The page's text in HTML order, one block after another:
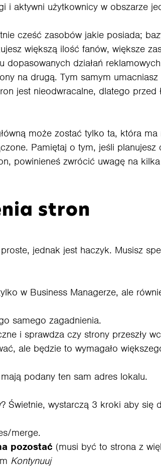
i aktywni użytkownicy w obszarze
cześć zasobów jakie posiada;
większą ilość fanów, większe
działań
na drugą. Tym samym
jest nieodwracalne, dlatego przed
może zostać tylko ta, która
Pamiętaj o tym, jeśli planujesz
powinieneś zwrócić uwagę na
stron
jednak jest haczyk. Musisz
w Business Managerze, ale
samego zagadnienia.
i sprawdza czy strony przeszły
ale będzie to wymagało
podany ten sam adres lokalu.
Świetnie, wystarczą 3 kroki aby się
merge.
pozostać (musi być to strona z
Kontynuuj